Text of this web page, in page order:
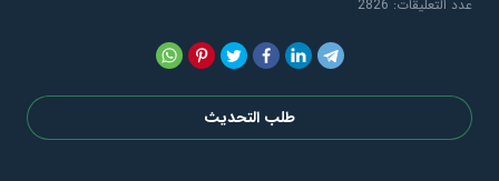
عدد التعليقات: 2826
طلب التحديث